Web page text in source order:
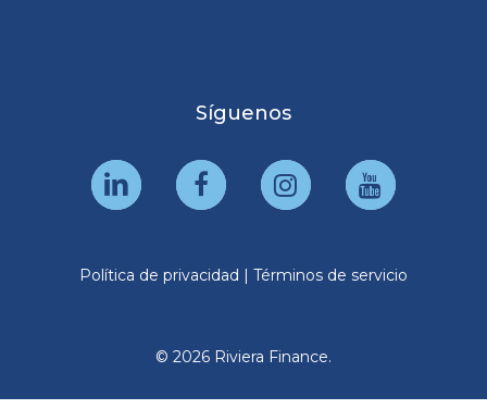
Síguenos
Política de privacidad | Términos de servicio
© 2026 Riviera Finance.